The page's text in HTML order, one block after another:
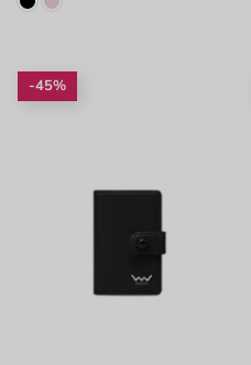
-45%